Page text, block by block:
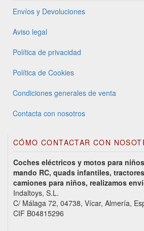
Envíos y Devoluciones
Aviso legal
Política de privacidad
Política de Cookies
Condiciones generales de venta
Contacta con nosotros
CÓMO CONTACTAR CON
Coches eléctricos y motos para
mando RC, quads infantiles,
camiones para niños, realizamos
Indaltoys, S.L.
C/ Málaga 72, 04738, Vícar, Almería,
CIF B04815296